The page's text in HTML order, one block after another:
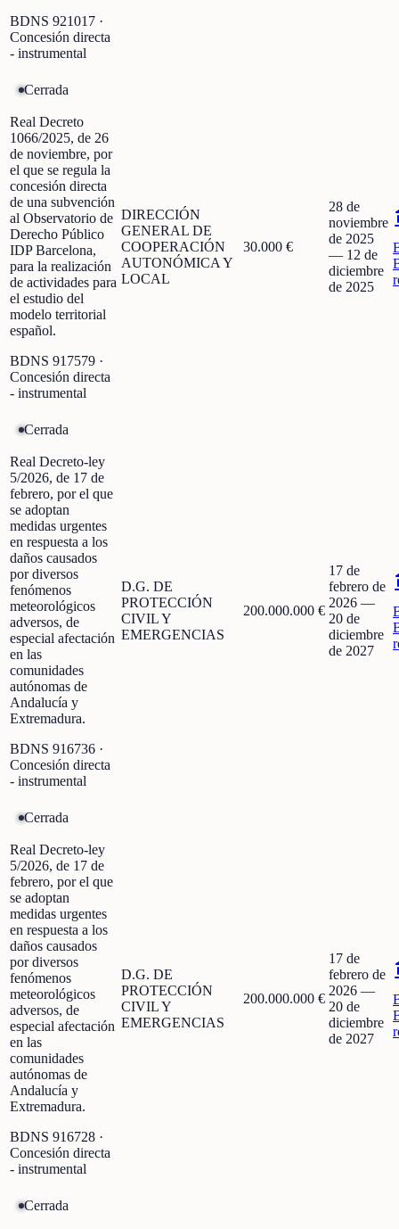
BDNS 921017 ·
Concesión directa
- instrumental
Cerrada
Real Decreto
1066/2025, de 26
de noviembre, por
el que se regula la
concesión directa
de una subvención
al Observatorio de
Derecho Público
IDP Barcelona,
para la realización
de actividades para
el estudio del
modelo territorial
español.
BDNS 917579 ·
Concesión directa
- instrumental
DIRECCIÓN
GENERAL DE
COOPERACIÓN
AUTONÓMICA Y
LOCAL
30.000 €
28 de
noviembre
de 2025
— 12 de
diciembre
de 2025
Cerrada
Real Decreto-ley
5/2026, de 17 de
febrero, por el que
se adoptan
medidas urgentes
en respuesta a los
daños causados
por diversos
fenómenos
meteorológicos
adversos, de
especial afectación
en las
comunidades
autónomas de
Andalucía y
Extremadura.
BDNS 916736 ·
Concesión directa
- instrumental
D.G. DE
PROTECCIÓN
CIVIL Y
EMERGENCIAS
200.000.000 €
17 de
febrero de
2026 —
20 de
diciembre
de 2027
Cerrada
Real Decreto-ley
5/2026, de 17 de
febrero, por el que
se adoptan
medidas urgentes
en respuesta a los
daños causados
por diversos
fenómenos
meteorológicos
adversos, de
especial afectación
en las
comunidades
autónomas de
Andalucía y
Extremadura.
BDNS 916728 ·
Concesión directa
- instrumental
D.G. DE
PROTECCIÓN
CIVIL Y
EMERGENCIAS
200.000.000 €
17 de
febrero de
2026 —
20 de
diciembre
de 2027
Cerrada